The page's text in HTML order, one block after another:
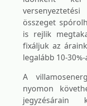
összeget
is rejlik
fixáljuk az
legalább 10-
A
nyomon
jegyzésárain